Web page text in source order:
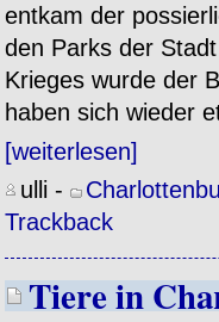
entkam der
den Parks der
Krieges wurde der
haben sich wieder
[weiterlesen]
ulli -
Trackback
Tiere in